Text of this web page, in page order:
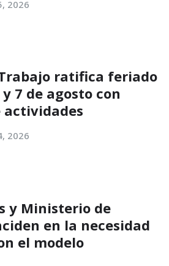
2026
ratifica feriado
7 de agosto con
actividades
2026
y Ministerio de
en la necesidad
el modelo